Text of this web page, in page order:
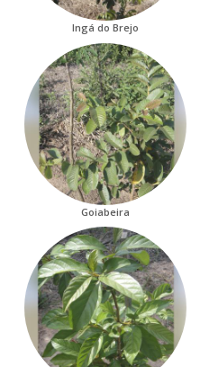
Ingá do Brejo
Goiabeira